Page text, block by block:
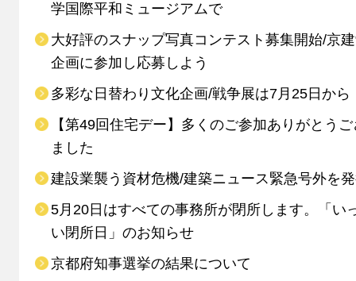
学国際平和ミュージアムで
大好評のスナップ写真コンテスト募集開始/京
企画に参加し応募しよう
多彩な日替わり文化企画/戦争展は7月25日から
【第49回住宅デー】多くのご参加ありがとう
ました
建設業襲う資材危機/建築ニュース緊急号外を
5月20日はすべての事務所が閉所します。「い
い閉所日」のお知らせ
京都府知事選挙の結果について